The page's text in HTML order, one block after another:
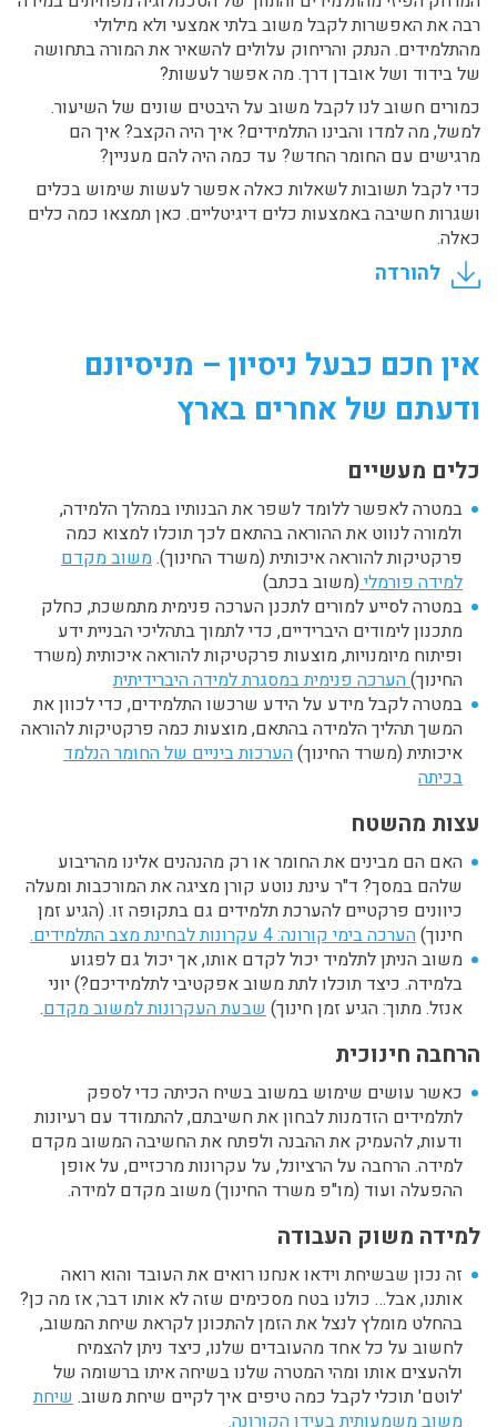
רבה את האפשרות לקבל משוב בלתי אמצעי ולא מילולי
מהתלמידים. הנתק והריחוק עלולים להשאיר את המורה בתחושה
של בידוד ושל אובדן דרך. מה אפשר לעשות?
כמורים חשוב לנו לקבל משוב על היבטים שונים של השיעור.
למשל, מה למדו והבינו התלמידים? איך היה הקצב? איך הם
מרגישים עם החומר החדש? עד כמה היה להם מעניין?
כדי לקבל תשובות לשאלות כאלה אפשר לעשות שימוש בכלים
ושגרות חשיבה באמצעות כלים דיגיטליים. כאן תמצאו כמה כלים
כאלה.
להורדה
אין חכם כבעל ניסיון – מניסיונם
ודעתם של אחרים בארץ
כלים מעשיים
במטרה לאפשר ללומד לשפר את הבנותיו במהלך הלמידה,
ולמורה לנווט את ההוראה בהתאם לכך תוכלו למצוא כמה
פרקטיקות להוראה איכותית (משרד החינוך).משוב מקדם
למידה פורמלי (משוב בכתב)
במטרה לסייע למורים לתכנן הערכה פנימית מתמשכת, כחלק
מתכנון לימודים היברידיים, כדי לתמוך בתהליכי הבניית ידע
ופיתוח מיומנויות, מוצעות פרקטיקות להוראה איכותית (משרד
החינוך)הערכה פנימית במסגרת למידה היברידיתית
במטרה לקבל מידע על הידע שרכשו התלמידים, כדי לכוון את
המשך תהליך הלמידה בהתאם, מוצעות כמה פרקטיקות להוראה
איכותית (משרד החינוך)הערכות ביניים של החומר הנלמד
בכיתה
עצות מהשטח
האם הם מבינים את החומר או רק מהנהנים אלינו מהריבוע
שלהם במסך? ד"ר עינת נוטע קורן מציגה את המורכבות ומעלה
כיוונים פרקטיים להערכת תלמידים גם בתקופה זו. (הגיע זמן
חינוך)הערכה בימי קורונה: 4 עקרונות לבחינת מצב התלמידים.
משוב הניתן לתלמיד יכול לקדם אותו, אך יכול גם לפגוע
בלמידה. כיצד תוכלו לתת משוב אפקטיבי לתלמידיכם?) יוני
אנזל. מתוך: הגיע זמן חינוך) שבעת העקרונות למשוב מקדם.
הרחבה חינוכית
כאשר עושים שימוש במשוב בשיח הכיתה כדי לספק
לתלמידים הזדמנות לבחון את חשיבתם, להתמודד עם רעיונות
ודעות, להעמיק את ההבנה ולפתח את החשיבה המשוב מקדם
למידה. הרחבה על הרציונל, על עקרונות מרכזיים, על אופן
ההפעלה ועוד (מו"פ משרד החינוך) משוב מקדם למידה.
למידה משוק העבודה
זה נכון שבשיחת וידאו אנחנו רואים את העובד והוא רואה
אותנו, אבל… כולנו בטח מסכימים שזה לא אותו דבר; אז מה כן?
בהחלט מומלץ לנצל את הזמן להתכונן לקראת שיחת המשוב,
לחשוב על כל אחד מהעובדים שלנו, כיצד ניתן להצמיח
ולהעצים אותו ומהי המטרה שלנו בשיחה איתו ברשומה של
'לוטם' תוכלי לקבל כמה טיפים איך לקיים שיחת משוב. שיחת
משוב משמעותית בעידן הקורונה.